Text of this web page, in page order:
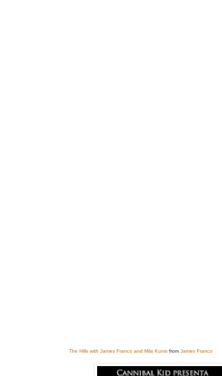
The Hills with James Franco and Mila Kunisfrom James Franco